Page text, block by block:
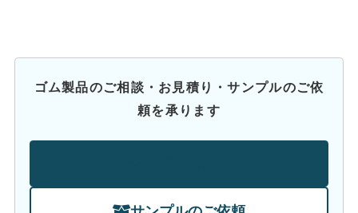
ゴム製品のご相談・お見積り・サンプルのご依
頼を承ります